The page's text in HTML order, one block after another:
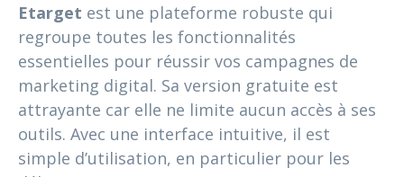
Etarget est une plateforme robuste qui
regroupe toutes les fonctionnalités
essentielles pour réussir vos campagnes de
marketing digital. Sa version gratuite est
attrayante car elle ne limite aucun accès à ses
outils. Avec une interface intuitive, il est
simple d’utilisation, en particulier pour les